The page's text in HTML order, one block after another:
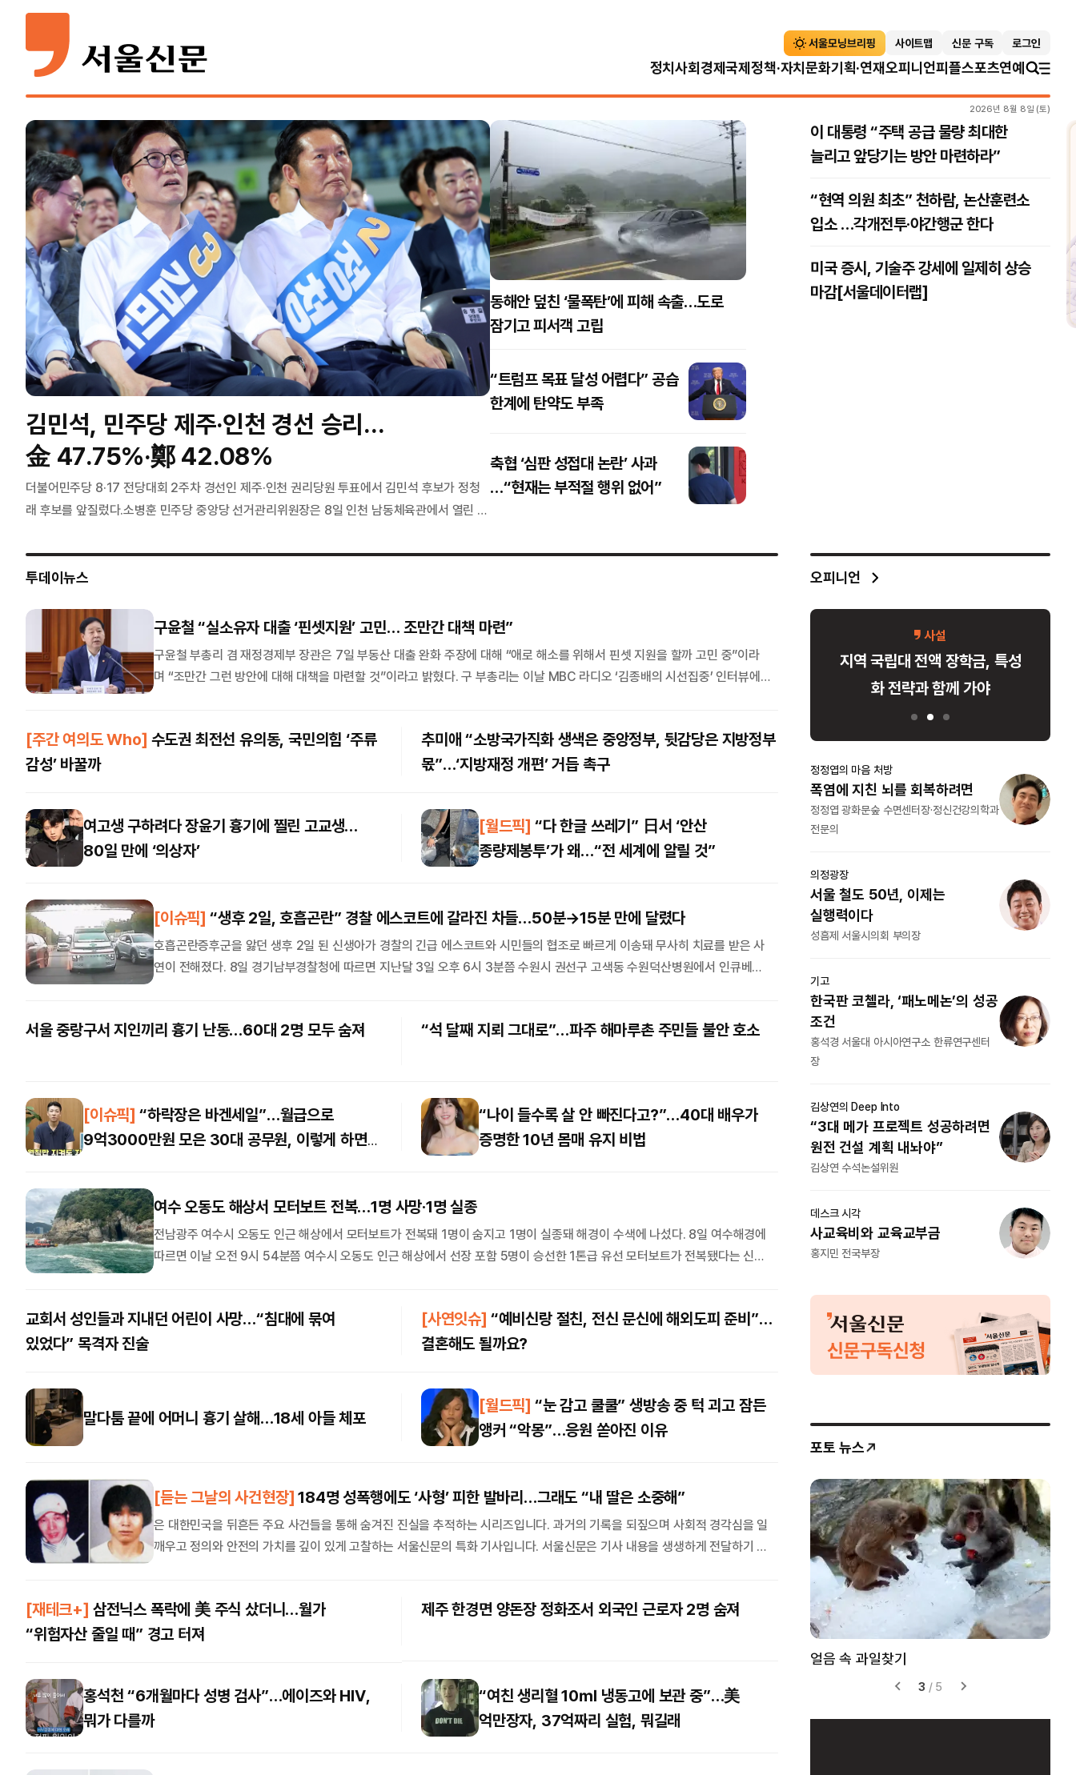
사이트맵 신문 구독 로그인
정치사회경제국제정책·자치문화기획·연재오피니언피플스포츠연예
2026년 8월 8일 (토)
김민석, 민주당 제주·인천 경선 승리…
金 47.75%·鄭 42.08%
더불어민주당 8·17 전당대회 2주차 경선인 제주·인천 권리당원 투표에서 김민석 후보가 정청
래 후보를 앞질렀다.소병훈 민주당 중앙당 선거관리위원장은 8일 인천 남동체육관에서 열린 당
만2537표)로 1위로 집계됐다고 밝혔
동해안 덮친 ‘물폭탄’에 피해 속출…도로
잠기고 피서객 고립
“트럼프 목표 달성 어렵다” 공습
한계에 탄약도 부족
축협 ‘심판 성접대 논란’ 사과
…“현재는 부적절 행위 없어”
이 대통령 “주택 공급 물량 최대한
늘리고 앞당기는 방안 마련하라”
“현역 의원 최초” 천하람, 논산훈련소
입소 …각개전투·야간행군 한다
미국 증시, 기술주 강세에 일제히 상승
마감[서울데이터랩]
투데이뉴스
구윤철 “실소유자 대출 ‘핀셋지원’ 고민… 조만간 대책 마련”
구윤철 부총리 겸 재정경제부 장관은 7일 부동산 대출 완화 주장에 대해 “애로 해소를 위해서 핀셋 지원을 할까 고민 중”이라
며 “조만간 그런 방안에 대해 대책을 마련할 것”이라고 밝혔다. 구 부총리는 이날 MBC 라디오 ‘김종배의 시선집중’ 인터뷰에
나올 수 있는가’라는 질문에는 …
[주간 여의도 Who] 수도권 최전선 유의동, 국민의힘 ‘주류
감성’ 바꿀까
추미애 “소방국가직화 생색은 중앙정부, 뒷감당은 지방정부
몫”…‘지방재정 개편’ 거듭 촉구
여고생 구하려다 장윤기 흉기에 찔린 고교생…
80일 만에 ‘의상자’
[월드픽] “다 한글 쓰레기” 日서 ‘안산
종량제봉투’가 왜…“전 세계에 알릴 것”
[이슈픽] “생후 2일, 호흡곤란” 경찰 에스코트에 갈라진 차들…50분→15분 만에 달렸다
호흡곤란증후군을 앓던 생후 2일 된 신생아가 경찰의 긴급 에스코트와 시민들의 협조로 빠르게 이송돼 무사히 치료를 받은 사
연이 전해졌다. 8일 경기남부경찰청에 따르면 지난달 3일 오후 6시 3분쯤 수원시 권선구 고색동 수원덕산병원에서 인큐베이
비교적 짧은 거리지만 퇴근 시간 정체로 약 50분이 걸릴 …
서울 중랑구서 지인끼리 흉기 난동…60대 2명 모두 숨져 “석 달째 지뢰 그대로”…파주 해마루촌 주민들 불안 호소
[이슈픽] “하락장은 바겐세일”…월급으로
9억3000만원 모은 30대 공무원, 이렇게 하면
“나이 들수록 살 안 빠진다고?”…40대 배우가
증명한 10년 몸매 유지 비법
여수 오동도 해상서 모터보트 전복…1명 사망·1명 실종
전남광주 여수시 오동도 인근 해상에서 모터보트가 전복돼 1명이 숨지고 1명이 실종돼 해경이 수색에 나섰다. 8일 여수해경에
따르면 이날 오전 9시 54분쯤 여수시 오동도 인근 해상에서 선장 포함 5명이 승선한 1톤급 유선 모터보트가 전복됐다는 신고
인근 파출소 인력 등을 총동원해 사고 해역을…
교회서 성인들과 지내던 어린이 사망…“침대에 묶여
있었다” 목격자 진술
[사연잇슈] “예비신랑 절친, 전신 문신에 해외도피 준비”…
결혼해도 될까요?
말다툼 끝에 어머니 흉기 살해…18세 아들 체포
[월드픽] “눈 감고 쿨쿨” 생방송 중 턱 괴고 잠든
앵커 “악몽”…응원 쏟아진 이유
[듣는 그날의 사건현장]184명 성폭행에도 ‘사형’ 피한 발바리…그래도 “내 딸은 소중해”
은 대한민국을 뒤흔든 주요 사건들을 통해 숨겨진 진실을 추적하는 시리즈입니다. 과거의 기록을 되짚으며 사회적 경각심을 일
깨우고 정의와 안전의 가치를 깊이 있게 고찰하는 서울신문의 특화 기사입니다. 서울신문은 기사 내용을 생생하게 전달하기 위
던 그는 아내와 남매를 둔 성실한 가장으로 통했으…
[재테크+] 삼전닉스 폭락에 美 주식 샀더니…월가
“위험자산 줄일 때” 경고 터져
제주 한경면 양돈장 정화조서 외국인 근로자 2명 숨져
홍석천 “6개월마다 성병 검사”…에이즈와 HIV,
뭐가 다를까
“여친 생리혈 10㎖ 냉동고에 보관 중”…美
억만장자, 37억짜리 실험, 뭐길래
오피니언
사설
지역 국립대 전액 장학금, 특성
화 전략과 함께 가야
사설
중저신용자 연체율 4년만 최
고… 경제구조 혁신 속도내길
수도권 5만호+α, 시장 안심시
킬 공급 대책 나와야
사설
지역 국립대 전액 장학금, 특성
화 전략과 함께 가야
정정엽의 마음 처방
전문의
서울 철도 50년, 이제는
실행력이다
성흠제 서울시의회 부의장
기고
조건
홍석경 서울대 아시아연구소 한류연구센터
김상연의 Deep Into
“3대 메가 프로젝트 성공하려면
원전 건설 계획 내놔야”
데스크 시각
사교육비와 교육교부금
홍지민 전국부장
김기중 문화체육부 차장
길섶에서
화재 목격 그 후
열린세상
임혁백 칼럼
與 전대에서 표출된 ‘비동시성의
동시성’ 정치
정정엽의 마음 처방
전문의
실행력이다
조건
홍석경 서울대 아시아연구소 한류연구센터
김상연의 Deep Into
“3대 메가 프로젝트 성공하려면
원전 건설 계획 내놔야”
사교육비와 교육교부금
홍지민 전국부장
세종로의 아침
메가박스 만시지탄
김기중 문화체육부 차장
화이트칼라 이그젬션
박상숙 논설위원
길섶에서
박성원 논설위원
열린세상
경계해야 할 북중러 군사협력
이백순 법무법인 율촌 고문·전 호주대사
임혁백 칼럼
與 전대에서 표출된 ‘비동시성의
동시성’ 정치
임혁백 고려대 명예교수·정치외교학
포토 뉴스
얼음 속 과일찾기
3 / 5